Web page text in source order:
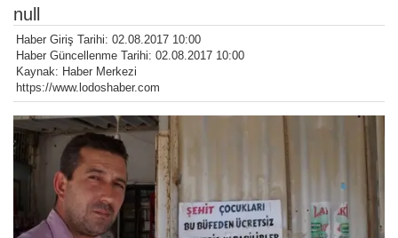
null
Haber Giriş Tarihi: 02.08.2017 10:00
Haber Güncellenme Tarihi: 02.08.2017 10:00
Kaynak: Haber Merkezi
https://www.lodoshaber.com